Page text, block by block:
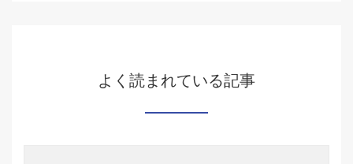
よく読まれている記事